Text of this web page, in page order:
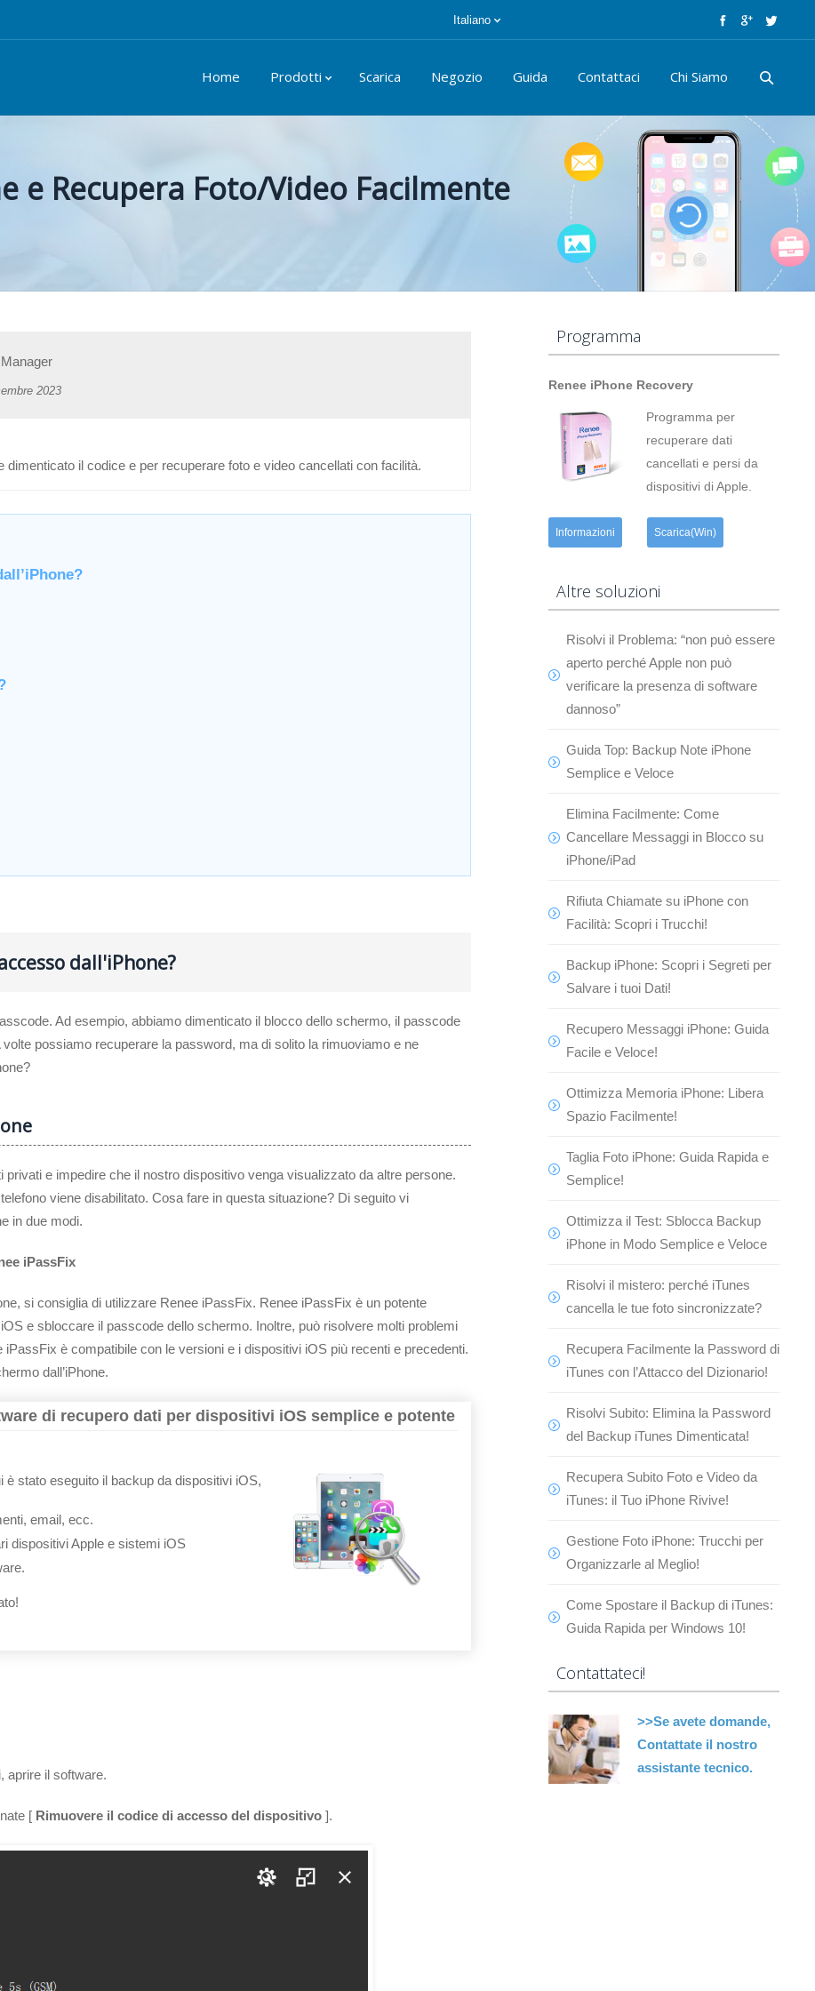
Italiano
Home Prodotti Scarica Negozio Guida Contattaci Chi Siamo
e Recupera Foto/Video Facilmente
2023
il codice e per recuperare foto e video cancellati con facilità.
dall'iPhone?
Ad esempio, abbiamo dimenticato il blocco dello schermo, il passcode
possiamo recuperare la password, ma di solito la rimuoviamo e ne
privati e impedire che il nostro dispositivo venga visualizzato da altre persone.
viene disabilitato. Cosa fare in questa situazione? Di seguito vi
in due modi.
iPassFix
si consiglia di utilizzare Renee iPassFix. Renee iPassFix è un potente
e sbloccare il passcode dello schermo. Inoltre, può risolvere molti problemi
è compatibile con le versioni e i dispositivi iOS più recenti e precedenti.
dall’iPhone.
di recupero dati per dispositivi iOS semplice e potente
è stato eseguito il backup da dispositivi iOS,
email, ecc.
dispositivi Apple e sistemi iOS
aprire il software.
[ Rimuovere il codice di accesso del dispositivo ].
Programma
Renee iPhone Recovery
Programma per
recuperare dati
cancellati e persi da
dispositivi di Apple.
Informazioni Scarica(Win)
Altre soluzioni
Risolvi il Problema: “non può essere
aperto perché Apple non può
verificare la presenza di software
dannoso”
Guida Top: Backup Note iPhone
Semplice e Veloce
Elimina Facilmente: Come
Cancellare Messaggi in Blocco su
iPhone/iPad
Rifiuta Chiamate su iPhone con
Facilità: Scopri i Trucchi!
Backup iPhone: Scopri i Segreti per
Salvare i tuoi Dati!
Recupero Messaggi iPhone: Guida
Facile e Veloce!
Ottimizza Memoria iPhone: Libera
Spazio Facilmente!
Taglia Foto iPhone: Guida Rapida e
Semplice!
Ottimizza il Test: Sblocca Backup
iPhone in Modo Semplice e Veloce
Risolvi il mistero: perché iTunes
cancella le tue foto sincronizzate?
Recupera Facilmente la Password di
iTunes con l’Attacco del Dizionario!
Risolvi Subito: Elimina la Password
del Backup iTunes Dimenticata!
Recupera Subito Foto e Video da
iTunes: il Tuo iPhone Rivive!
Gestione Foto iPhone: Trucchi per
Organizzarle al Meglio!
Come Spostare il Backup di iTunes:
Guida Rapida per Windows 10!
Contattateci!
>>Se avete domande,
Contattate il nostro
assistante tecnico.